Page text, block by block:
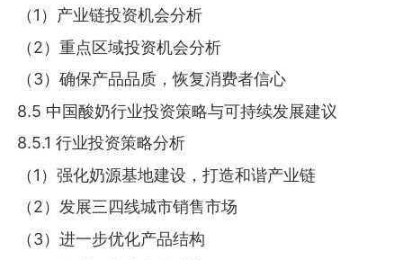
（1）产业链投资机会分析
（2）重点区域投资机会分析
（3）确保产品品质，恢复消费者信心
8.5 中国酸奶行业投资策略与可持续发展建议
8.5.1 行业投资策略分析
（1）强化奶源基地建设，打造和谐产业链
（2）发展三四线城市销售市场
（3）进一步优化产品结构